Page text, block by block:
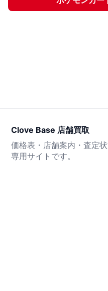
Clove Base 店舗買取
価格表・店舗案内・査定
専用サイトです。